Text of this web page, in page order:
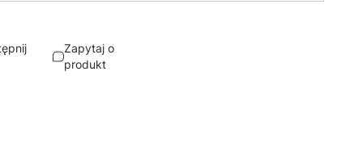
Zapytaj o
produkt